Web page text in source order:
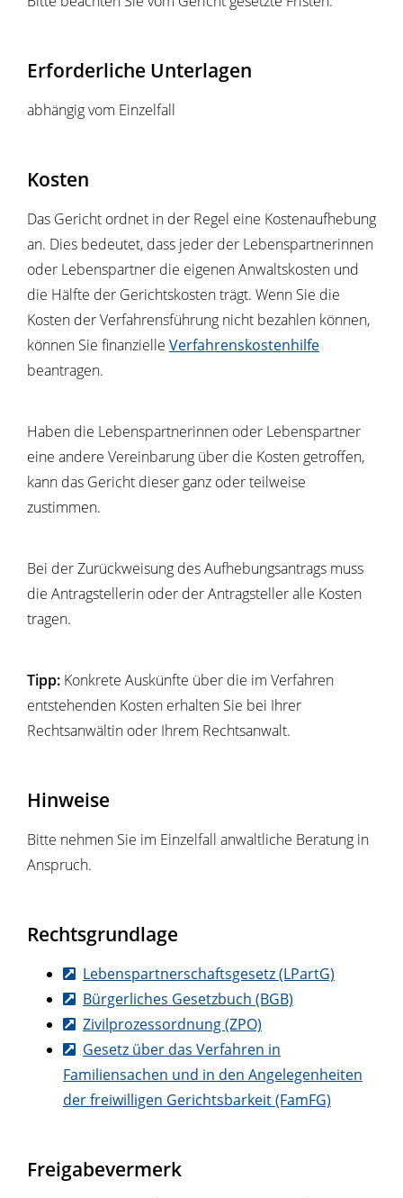
Erforderliche Unterlagen
abhängig vom Einzelfall
Kosten
Das Gericht ordnet in der Regel eine Kostenaufhebung
an. Dies bedeutet, dass jeder der Lebenspartnerinnen
oder Lebenspartner die eigenen Anwaltskosten und
die Hälfte der Gerichtskosten trägt. Wenn Sie die
Kosten der Verfahrensführung nicht bezahlen können,
können Sie finanzielle Verfahrenskostenhilfe
beantragen.
Haben die Lebenspartnerinnen oder Lebenspartner
eine andere Vereinbarung über die Kosten getroffen,
kann das Gericht dieser ganz oder teilweise
zustimmen.
Bei der Zurückweisung des Aufhebungsantrags muss
die Antragstellerin oder der Antragsteller alle Kosten
tragen.
Tipp: Konkrete Auskünfte über die im Verfahren
entstehenden Kosten erhalten Sie bei Ihrer
Rechtsanwältin oder Ihrem Rechtsanwalt.
Hinweise
Bitte nehmen Sie im Einzelfall anwaltliche Beratung in
Anspruch.
Rechtsgrundlage
Lebenspartnerschaftsgesetz (LPartG)
Bürgerliches Gesetzbuch (BGB)
Zivilprozessordnung (ZPO)
Gesetz über das Verfahren in
Familiensachen und in den Angelegenheiten
der freiwilligen Gerichtsbarkeit (FamFG)
Freigabevermerk